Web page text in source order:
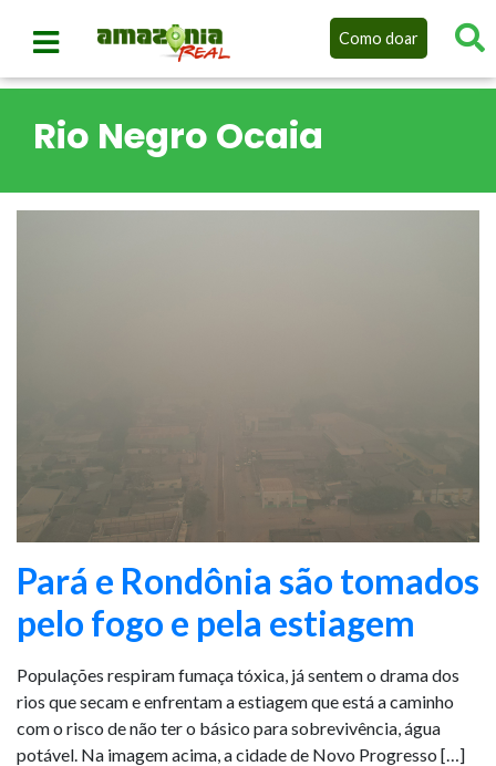
Como doar
Rio Negro Ocaia
Pará e Rondônia são tomados
pelo fogo e pela estiagem
Populações respiram fumaça tóxica, já sentem o drama dos
rios que secam e enfrentam a estiagem que está a caminho
com o risco de não ter o básico para sobrevivência, água
potável. Na imagem acima, a cidade de Novo Progresso […]